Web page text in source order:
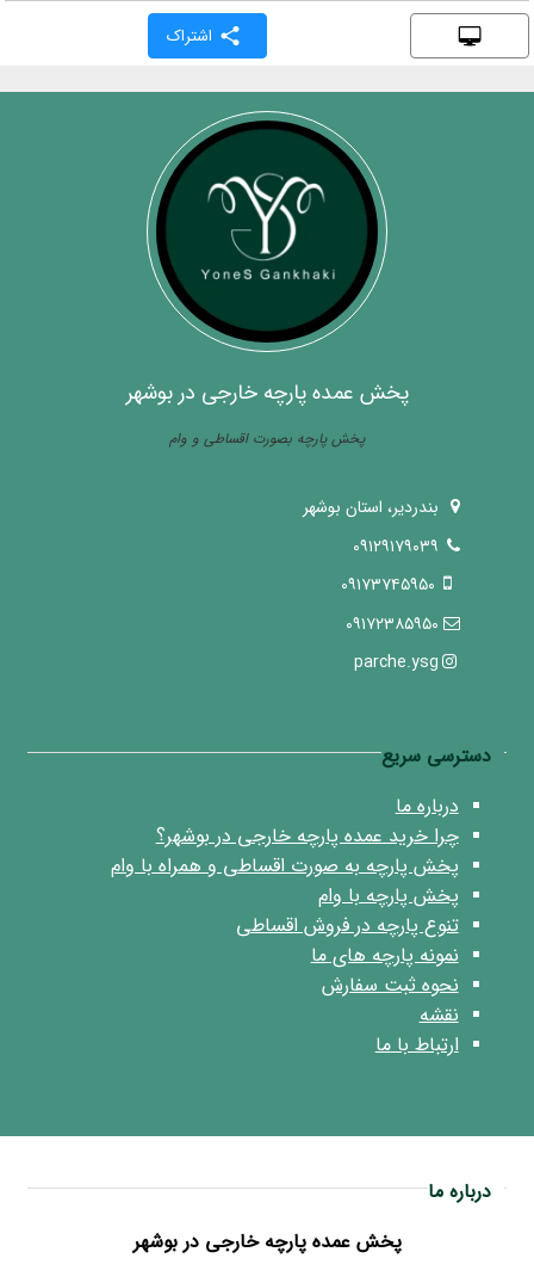
اشتراک
پخش عمده پارچه خارجی در بوشهر
پخش پارچه بصورت اقساطی و وام
بندردیر، استان بوشهر
۰۹۱۲۹۱۷۹۰۳۹
۰۹۱۷۳۷۴۵۹۵۰
۰۹۱۷۲۳۸۵۹۵۰
parche.ysg
دسترسی سریع
درباره ما
چرا خرید عمده پارچه خارجی در بوشهر؟
پخش پارچه به صورت اقساطی و همراه با وام
پخش پارچه با وام
تنوع پارچه در فروش اقساطی
نمونه پارچه های ما
نحوه ثبت سفارش
نقشه
ارتباط با ما
درباره ما
پخش عمده پارچه خارجی در بوشهر